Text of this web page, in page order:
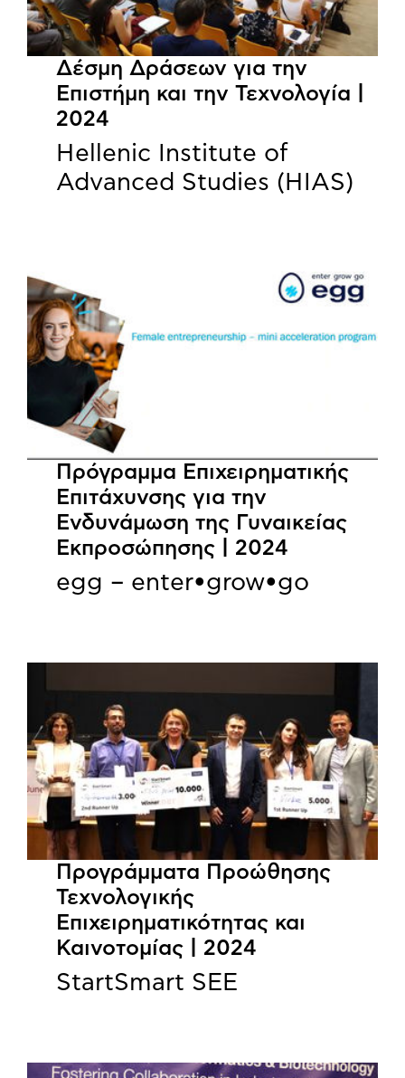
Δέσμη Δράσεων για την
Επιστήμη και την Τεχνολογία |
2024
Hellenic Institute of
Advanced Studies (HIAS)
Πρόγραμμα Επιχειρηματικής
Επιτάχυνσης για την
Ενδυνάμωση της Γυναικείας
Εκπροσώπησης | 2024
egg – enter•grow•go
Προγράμματα Προώθησης
Τεχνολογικής
Επιχειρηματικότητας και
Καινοτομίας | 2024
StartSmart SEE